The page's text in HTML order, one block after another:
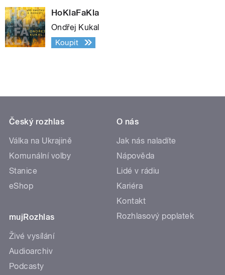
HoKlaFaKla
Ondřej Kukal
Koupit
Český rozhlas
Válka na Ukrajině
Komunální volby
Stanice
eShop
mujRozhlas
Živé vysílání
Audioarchiv
Podcasty
O nás
Jak nás naladíte
Nápověda
Lidé v rádiu
Kariéra
Kontakt
Rozhlasový poplatek